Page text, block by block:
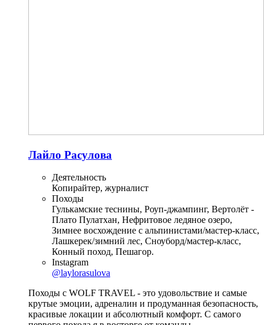
Лайло Расулова
Деятельность
Копирайтер, журналист
Походы
Гулькамские теснины, Роуп-джампинг, Вертолёт -
Плато Пулатхан, Нефритовое ледяное озеро,
Зимнее восхождение с альпинистами/мастер-класс,
Лашкерек/зимний лес, Сноуборд/мастер-класс,
Конный поход, Пешагор.
Instagram
@laylorasulova
Походы с WOLF TRAVEL - это удовольствие и самые
крутые эмоции, адреналин и продуманная безопасность,
красивые локации и абсолютный комфорт. С самого